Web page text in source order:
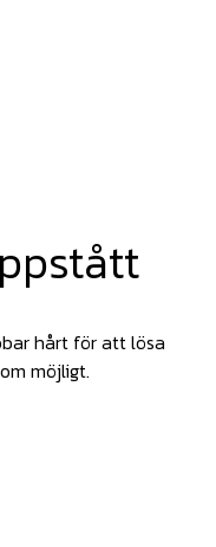
hårt för att lösa
möjligt.